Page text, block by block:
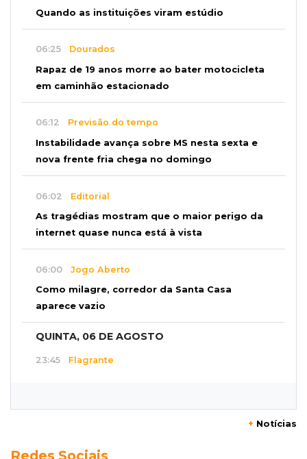
Quando as instituições viram estúdio
06:25 Dourados
Rapaz de 19 anos morre ao bater motocicleta
em caminhão estacionado
06:12 Previsão do tempo
Instabilidade avança sobre MS nesta sexta e
nova frente fria chega no domingo
06:02 Editorial
As tragédias mostram que o maior perigo da
internet quase nunca está à vista
06:00 Jogo Aberto
Como milagre, corredor da Santa Casa
aparece vazio
QUINTA, 06 DE AGOSTO
23:45 Flagrante
Crédito do FGTS permitirá que santas casas
+ Notícias